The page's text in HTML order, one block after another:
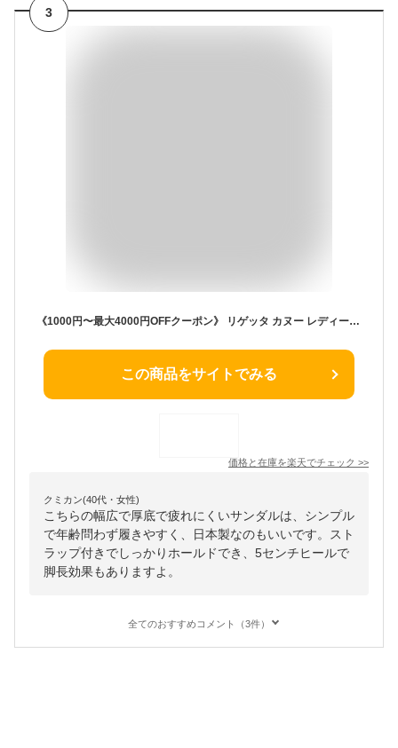
3
《1000円〜最大4000円OFFクーポン》 リゲッタ カヌー レディース サンダル 厚底 ヒール 5cm 疲れない 幅広 ワイズ 3E 4E 5E かかと あり 甲高 歩きやすい ウェッジソール 履きやすい 痛くない 疲れない 大きいサイズ 夏 ストラップ 外履き 日本製
この商品をサイトでみる
価格と在庫を楽天でチェック >>
クミカン(40代・女性)
こちらの幅広で厚底で疲れにくいサンダルは、シンプル
で年齢問わず履きやすく、日本製なのもいいです。スト
ラップ付きでしっかりホールドでき、5センチヒールで
脚長効果もありますよ。
全てのおすすめコメント（3件）